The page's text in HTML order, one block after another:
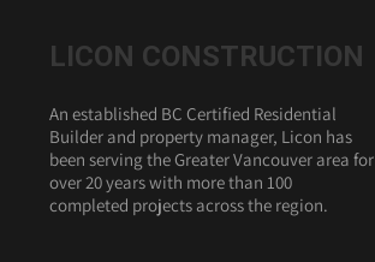
LICON CONSTRUCTION
An established BC Certified Residential
Builder and property manager, Licon has
been serving the Greater Vancouver area for
over 20 years with more than 100
completed projects across the region.